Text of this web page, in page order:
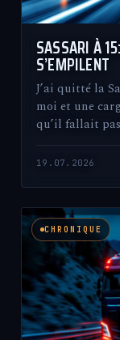
SASSARI À
S’EMPILENT
J’ai quitté la
moi et une
qu’il fallait
19.07.2026
CHRONIQUE